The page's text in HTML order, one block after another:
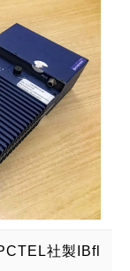
社製IBfl